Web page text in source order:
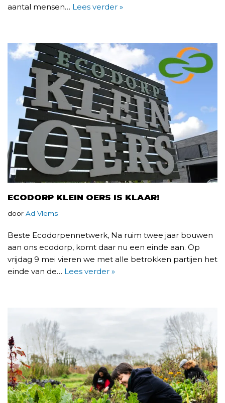
aantal mensen… Lees verder »
ECODORP KLEIN OERS IS KLAAR!
door Ad Vlems
Beste Ecodorpennetwerk, Na ruim twee jaar bouwen
aan ons ecodorp, komt daar nu een einde aan. Op
vrijdag 9 mei vieren we met alle betrokken partijen het
einde van de… Lees verder »